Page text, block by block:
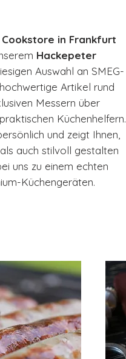
in Frankfurt
Hackepeter
Auswahl an SMEG-
Artikel rund
Messern über
Küchenhelfern.
und zeigt Ihnen,
auch stilvoll gestalten
uns zu einem echten
Küchengeräten.